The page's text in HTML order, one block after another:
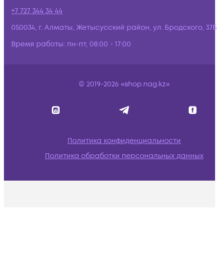
+7 727 344 34 44
050034, г. Алматы, Жетысусский район, ул. Бродского, 37Б
Время работы: пн-пт, 08:00 - 17:00
© 2019-2026 «shop.nag.kz»
Политика конфиденциальности
Политика обработки персональных данных